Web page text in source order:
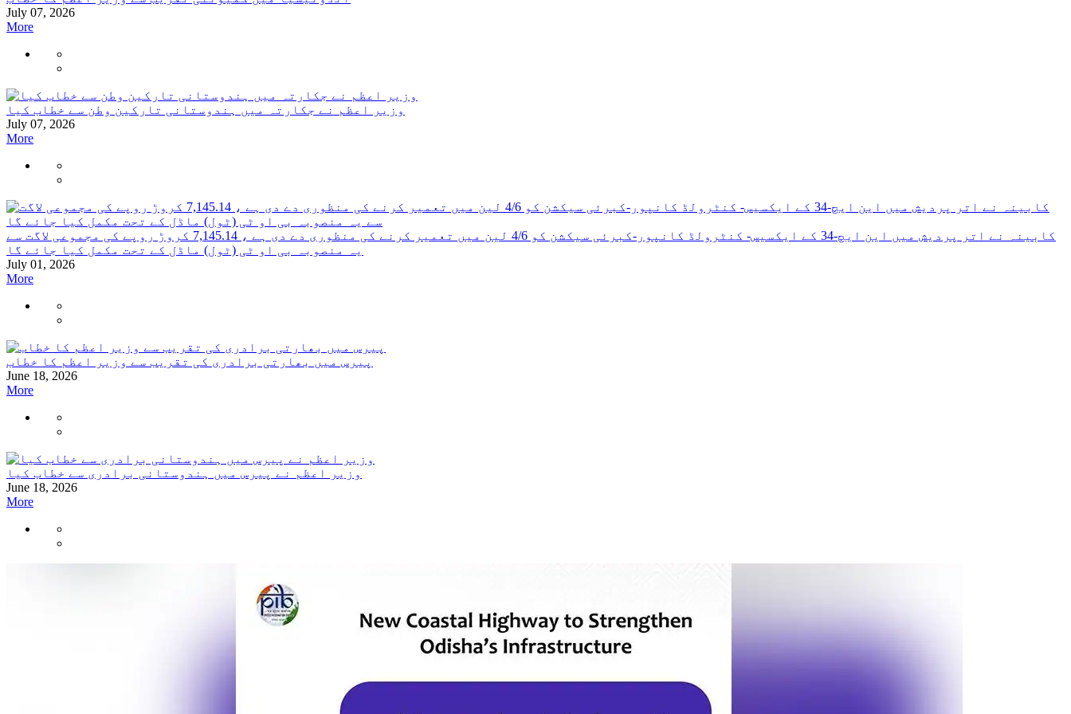
July 07, 2026
More
وزیر اعظم نے جکارتہ میں ہندوستانی تارکین وطن سے خطاب کیا
July 07, 2026
More
کابینہ نے اتر پردیش میں این ایچ-34 کے ایکسیس- کنٹرولڈ کانپور-کبرئی سیکشن کو 4/6 لین میں تعمیر کرنے کی منظوری دے دی ہے ، 7,145.14 کروڑ روپے کی مجموعی لاگت سے
یہ منصوبہ بی او ٹی (ٹول) ماڈل کے تحت مکمل کیا جائے گا
July 01, 2026
More
پیرس میں بھارتی برادری کی تقریب سے وزیر اعظم کا خطاب
June 18, 2026
More
وزیر اعظم نے پیرس میں ہندوستانی برادری سے خطاب کیا
June 18, 2026
More